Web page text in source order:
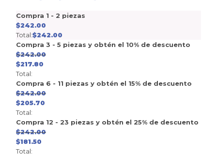
Compra 1 - 2 piezas
$242.00
Total:$242.00
Compra 3 - 5 piezas y obtén el 10% de descuento
$242.00
$217.80
Total:
Compra 6 - 11 piezas y obtén el 15% de descuento
$242.00
$205.70
Total:
Compra 12 - 23 piezas y obtén el 25% de descuento
$242.00
$181.50
Total: